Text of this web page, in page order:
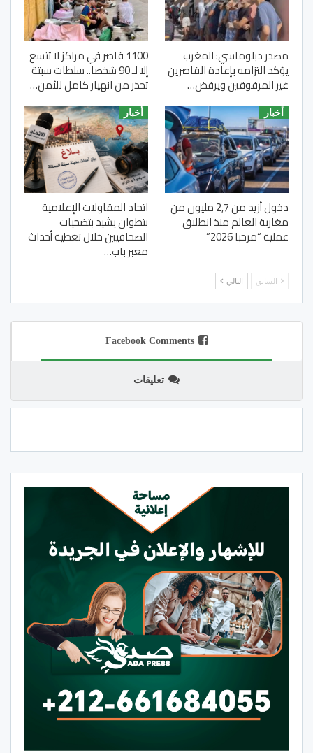
مصدر دبلوماسي: المغرب
يؤكد التزامه بإعادة القاصرين
غير المرفوقين ويرفض…
1100 قاصر في مراكز لا تتسع
إلا لـ 90 شخصا.. سلطات سبتة
تحذر من انهيار كامل للأمن…
أخبار
دخول أزيد من 2,7 مليون من
مغاربة العالم منذ انطلاق
عملية “مرحبا 2026”
أخبار
اتحاد المقاولات الإعلامية
بتطوان يشيد بتضحيات
الصحافيين خلال تغطية أحداث
معبر باب…
السابق التالي
Facebook Comments
تعليقات